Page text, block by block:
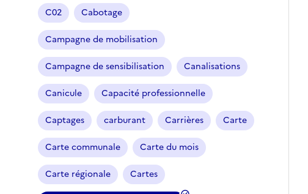
C02 Cabotage
Campagne de mobilisation
Campagne de sensibilisation Canalisations
Canicule Capacité professionnelle
Captages carburant Carrières Carte
Carte communale Carte du mois
Carte régionale Cartes